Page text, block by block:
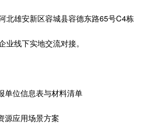
雄安新区容城县容德东路65号C4栋
线下实地交流对接。
单位信息表与材料清单
源应用场景方案